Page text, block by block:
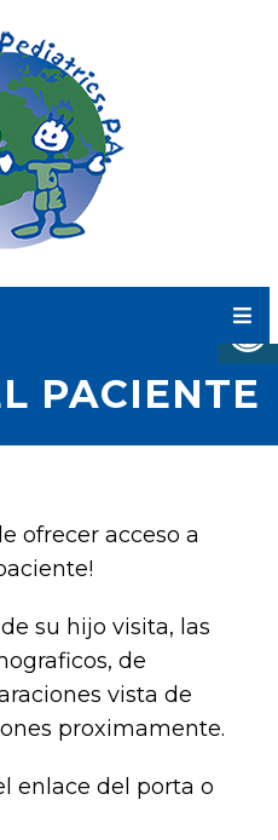
PACIENTE
ofrecer acceso a
su hijo visita, las
de
vista de
proximamente.
enlace del porta o